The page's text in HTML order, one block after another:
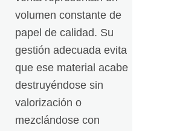
volumen constante de
papel de calidad. Su
gestión adecuada evita
que ese material acabe
destruyéndose sin
valorización o
mezclándose con